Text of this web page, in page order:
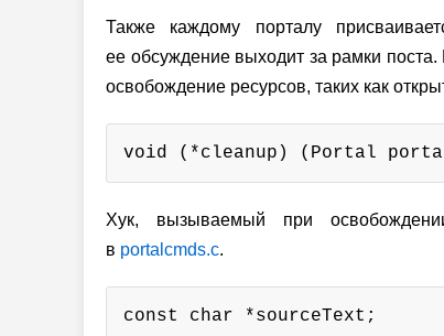
Также каждому порталу
ее обсуждение выходит за рамки
освобождение ресурсов, таких как
void (*cleanup) (Portal
Хук, вызываемый при
в portalcmds.c.
const char *sourceText;